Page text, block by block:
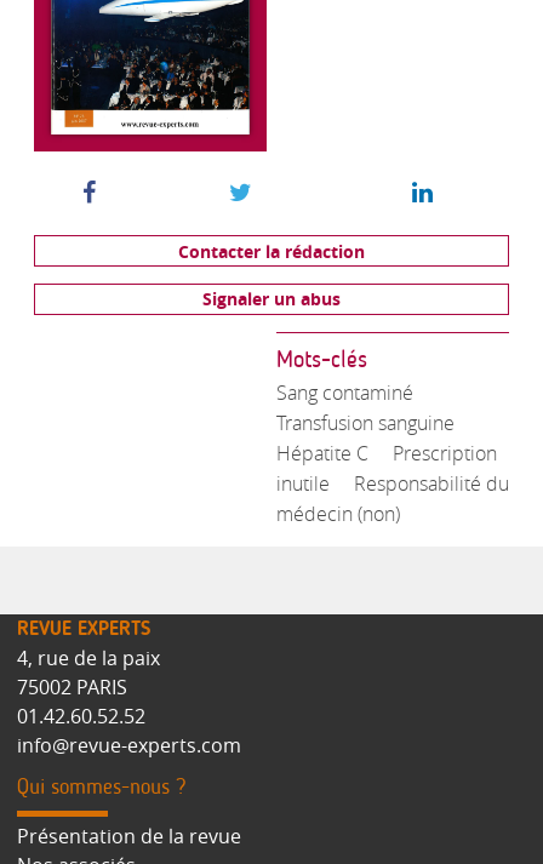
Contacter la rédaction
Signaler un abus
Mots-clés
Sang contaminé
Transfusion sanguine
Hépatite C
Prescription
inutile
Responsabilité du
médecin (non)
REVUE EXPERTS
4, rue de la paix
75002 PARIS
01.42.60.52.52
info@revue-experts.com
Qui sommes-nous ?
Présentation de la revue